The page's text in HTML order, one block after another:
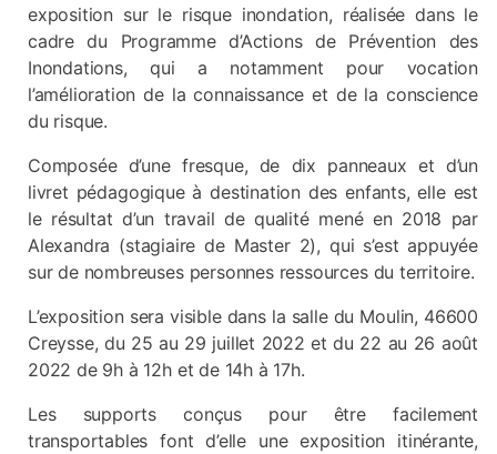
exposition sur le risque inondation, réalisée dans le
cadre du Programme d’Actions de Prévention des
Inondations, qui a notamment pour vocation
l’amélioration de la connaissance et de la conscience
du risque.
Composée d’une fresque, de dix panneaux et d’un
livret pédagogique à destination des enfants, elle est
le résultat d’un travail de qualité mené en 2018 par
Alexandra (stagiaire de Master 2), qui s’est appuyée
sur de nombreuses personnes ressources du territoire.
L’exposition sera visible dans la salle du Moulin, 46600
Creysse, du 25 au 29 juillet 2022 et du 22 au 26 août
2022 de 9h à 12h et de 14h à 17h.
Les supports conçus pour être facilement
transportables font d’elle une exposition itinérante,